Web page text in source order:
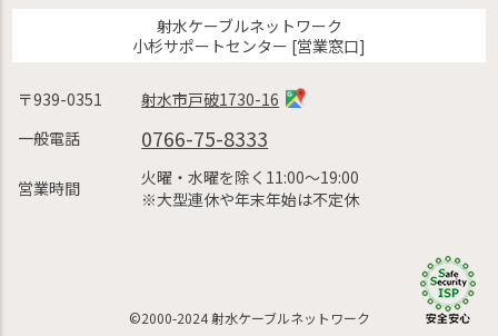
射水ケーブルネットワーク
小杉サポートセンター [営業窓口]
〒939-0351
射水市戸破1730-16
一般電話
0766-75-8333
営業時間
火曜・水曜を除く11:00〜19:00
※大型連休や年末年始は不定休
©2000-2024 射水ケーブルネットワーク